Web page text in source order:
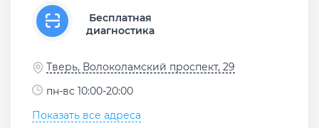
Бесплатная
диагностика
Тверь, Волоколамский проспект, 29
пн-вс 10:00-20:00
Показать все адреса